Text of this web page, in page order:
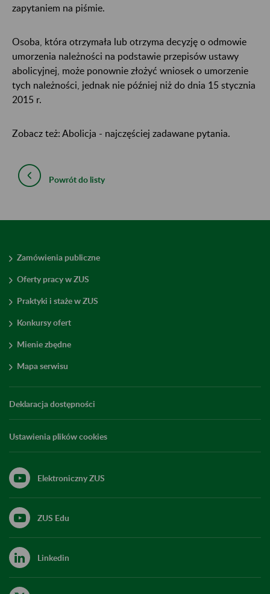
zapytaniem na piśmie.
Osoba, która otrzymała lub otrzyma decyzję o odmowie
umorzenia należności na podstawie przepisów ustawy
abolicyjnej, może ponownie złożyć wniosek o umorzenie
tych należności, jednak nie później niż do dnia 15 stycznia
2015 r.
Zobacz też: Abolicja - najczęściej zadawane pytania.
Powrót do listy
Zamówienia publiczne
Oferty pracy w ZUS
Praktyki i staże w ZUS
Konkursy ofert
Mienie zbędne
Mapa serwisu
Deklaracja dostępności
Ustawienia plików cookies
Elektroniczny ZUS
ZUS Edu
Linkedin